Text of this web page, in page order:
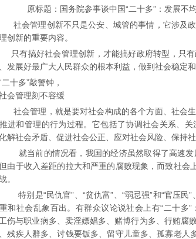
原标题：国务院参事谈中国“二十多”：发展不均
社会管理创新不只是公安、城管的事情，它涉及
创新的重要内容。
只有搞好社会管理创新，才能搞好政府转型，只
发展好最广大人民群众的根本利益，做到社会稳定
二十多”敲警钟，
会管理刻不容缓
社会管理，就是要对社会构成的各个方面、社会
进和管理的行为过程。它包括了协调社会关系、
解社会矛盾、促进社会公正、应对社会风险、保持社
就当前的情况看，我国的经济虽然取得了高速发
由于收入差距的拉大和严重的腐败现象，而致社会
。
特别是“民仇官”、“贫仇富”、“弱忌强”和“官压民”
和社会乱象百出。有群众议论说社会上有“二十多
伤与职业病多、卖淫嫖娼多、赌博行为多、行贿腐
残疾人群多、讨钱要饭多、留守儿童多、孤寡老人